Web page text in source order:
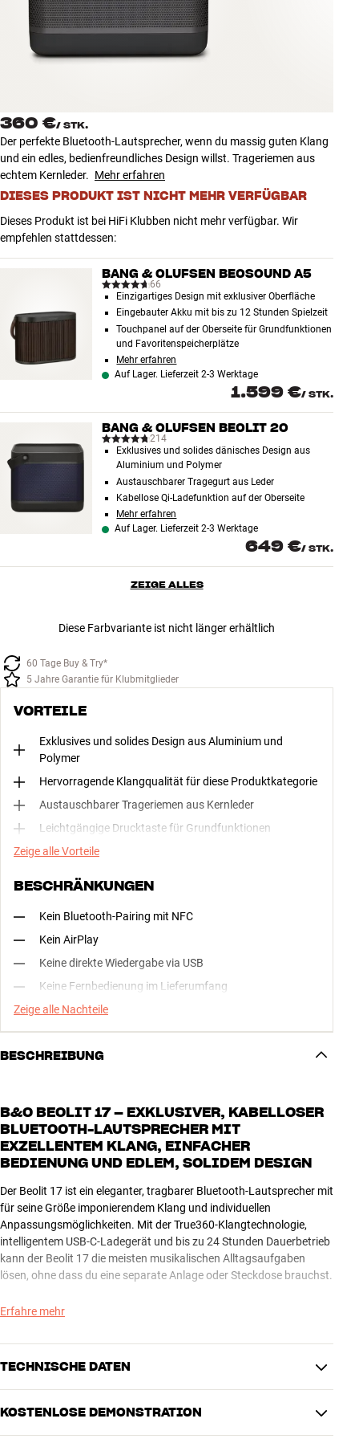
Zubehör
INSPIRATION
NEUHEITEN
ANGEBOTE
Store Finden
Kundendienst
360 €/ STK.
Der perfekte Bluetooth-Lautsprecher, wenn du massig guten Klang
und ein edles, bedienfreundliches Design willst. Trageriemen aus
echtem Kernleder. Mehr erfahren
DIESES PRODUKT IST NICHT MEHR VERFÜGBAR
Dieses Produkt ist bei HiFi Klubben nicht mehr verfügbar. Wir
empfehlen stattdessen:
BANG & OLUFSEN BEOSOUND A5
66
Einzigartiges Design mit exklusiver Oberfläche
Eingebauter Akku mit bis zu 12 Stunden Spielzeit
Touchpanel auf der Oberseite für Grundfunktionen
und Favoritenspeicherplätze
Mehr erfahren
Auf Lager. Lieferzeit 2-3 Werktage
1.599 €/ STK.
BANG & OLUFSEN BEOLIT 20
214
Exklusives und solides dänisches Design aus
Aluminium und Polymer
Austauschbarer Tragegurt aus Leder
Kabellose Qi-Ladefunktion auf der Oberseite
Mehr erfahren
Auf Lager. Lieferzeit 2-3 Werktage
649 €/ STK.
ZEIGE ALLES
Diese Farbvariante ist nicht länger erhältlich
60 Tage Buy & Try*
5 Jahre Garantie für Klubmitglieder
VORTEILE
Exklusives und solides Design aus Aluminium und
Polymer
Hervorragende Klangqualität für diese Produktkategorie
Austauschbarer Trageriemen aus Kernleder
Leichtgängige Drucktaste für Grundfunktionen
Zeige alle Vorteile
BESCHRÄNKUNGEN
Kein Bluetooth-Pairing mit NFC
Kein AirPlay
Keine direkte Wiedergabe via USB
Keine Fernbedienung im Lieferumfang
Zeige alle Nachteile
BESCHREIBUNG
B&O BEOLIT 17 – EXKLUSIVER, KABELLOSER
BLUETOOTH-LAUTSPRECHER MIT
EXZELLENTEM KLANG, EINFACHER
BEDIENUNG UND EDLEM, SOLIDEM DESIGN
Der Beolit 17 ist ein eleganter, tragbarer Bluetooth-Lautsprecher mit
für seine Größe imponierendem Klang und individuellen
Anpassungsmöglichkeiten. Mit der True360-Klangtechnologie,
intelligentem USB-C-Ladegerät und bis zu 24 Stunden Dauerbetrieb
kann der Beolit 17 die meisten musikalischen Alltagsaufgaben
lösen, ohne dass du eine separate Anlage oder Steckdose brauchst.
Der Beolit 17 ist aus exklusiven Materialien gefertigt, die robust sind
kombiniert mit robustem Polymer, damit ihm der raue Alltagsbetrieb
nichts anhaben kann. Der Tragegriff ist aus echtem Kernleder,
DEN GANZEN TAG MOBIL MUSIK HÖREN
Erfahre mehr
TECHNISCHE DATEN
KOSTENLOSE DEMONSTRATION